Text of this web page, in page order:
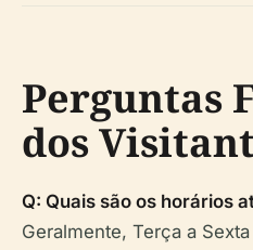
Perguntas
dos
Q: Quais são os horários
Geralmente, Terça a